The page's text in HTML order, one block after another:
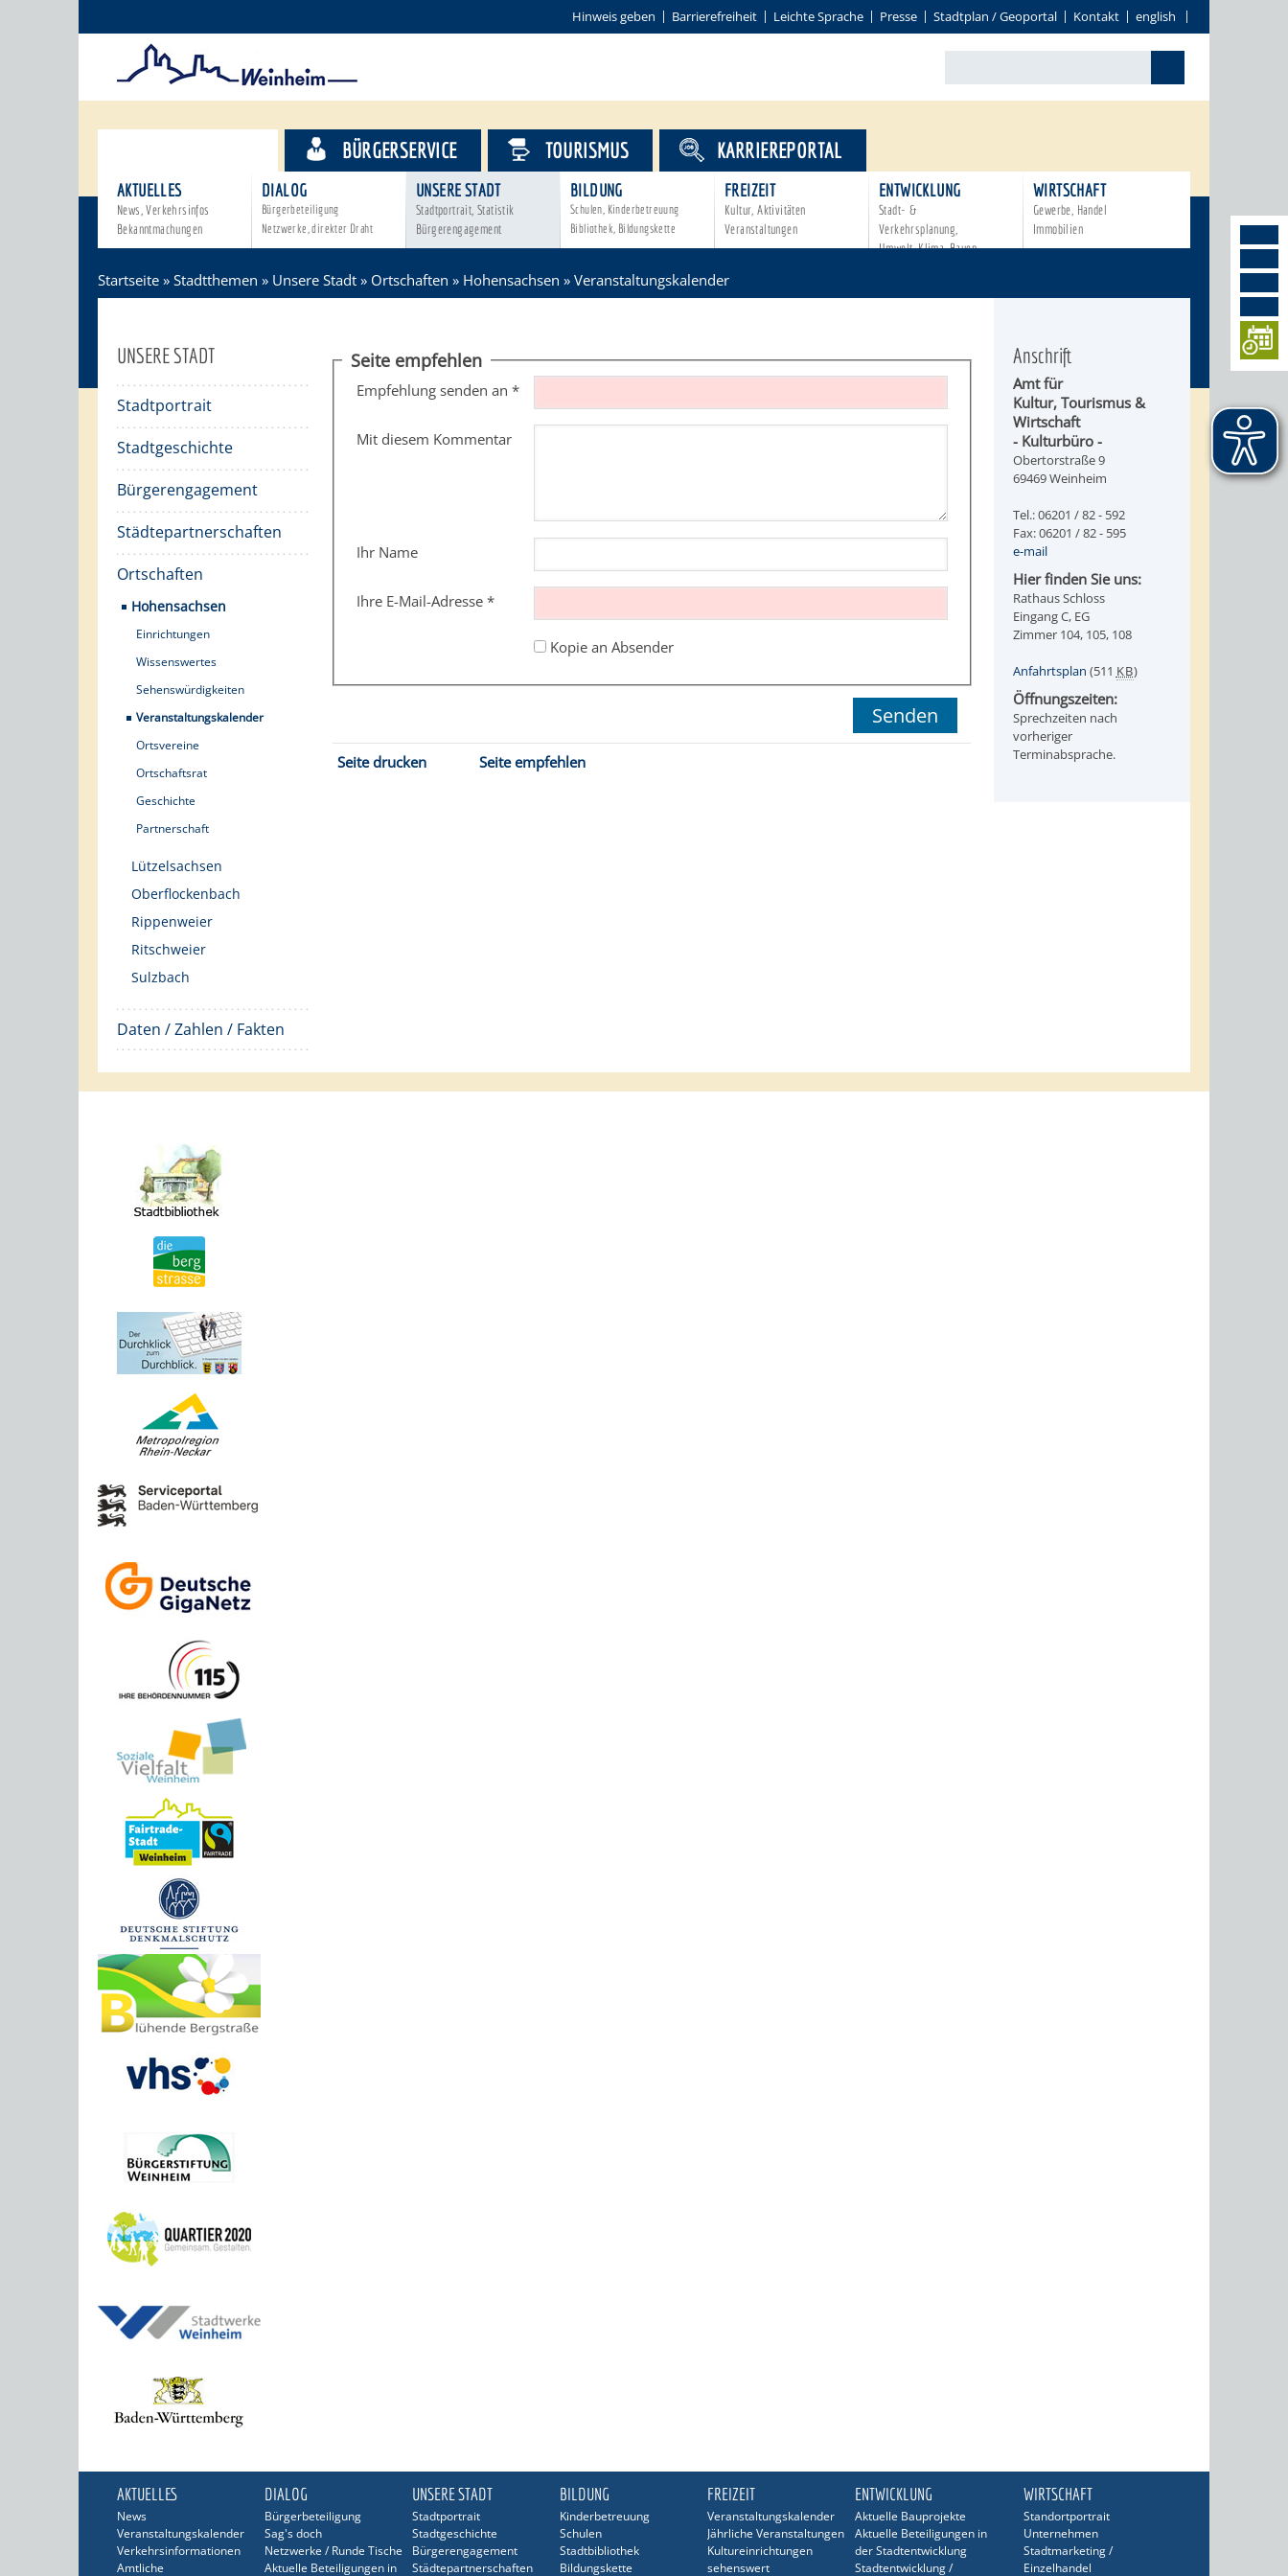
Hinweis geben Barrierefreiheit Leichte Sprache Presse Stadtplan / Geoportal Kontakt english
AKTUELLES
News, Verkehrsinfos
Bekanntmachungen
DIALOG
Bürgerbeteiligung
Netzwerke, direkter Draht
UNSERE STADT
Stadtportrait, Statistik
Bürgerengagement
BILDUNG
Schulen, Kinderbetreuung
Bibliothek, Bildungskette
FREIZEIT
Kultur, Aktivitäten
Veranstaltungen
ENTWICKLUNG
Stadt- &
Verkehrsplanung,
Umwelt, Klima, Bauen
WIRTSCHAFT
Gewerbe, Handel
Immobilien
BÜRGERSERVICE TOURISMUS KARRIEREPORTAL
Startseite » Stadtthemen » Unsere Stadt » Ortschaften » Hohensachsen » Veranstaltungskalender
UNSERE STADT
Stadtportrait
Stadtgeschichte
Bürgerengagement
Städtepartnerschaften
Ortschaften
Hohensachsen
Einrichtungen
Wissenswertes
Sehenswürdigkeiten
Veranstaltungskalender
Ortsvereine
Ortschaftsrat
Geschichte
Partnerschaft
Lützelsachsen
Oberflockenbach
Rippenweier
Ritschweier
Sulzbach
Daten / Zahlen / Fakten
Seite empfehlen
Empfehlung senden an *
Mit diesem Kommentar
Ihr Name
Ihre E-Mail-Adresse*
Kopie an Absender
Seite drucken Seite empfehlen
Anschrift
Amt für
Kultur, Tourismus &
Wirtschaft
- Kulturbüro -
Obertorstraße 9
69469 Weinheim
Tel.: 06201 / 82 - 592
Fax: 06201 / 82 - 595
e-mail
Hier finden Sie uns:
Rathaus Schloss
Eingang C, EG
Zimmer 104, 105, 108
Anfahrtsplan (511 KB)
Öffnungszeiten:
Sprechzeiten nach
vorheriger
Terminabsprache.
AKTUELLES
News
Veranstaltungskalender
Verkehrsinformationen
Amtliche
DIALOG
Bürgerbeteiligung
Sag's doch
Netzwerke / Runde Tische
Aktuelle Beteiligungen in
UNSERE STADT
Stadtportrait
Stadtgeschichte
Bürgerengagement
Städtepartnerschaften
BILDUNG
Kinderbetreuung
Schulen
Stadtbibliothek
Bildungskette
FREIZEIT
Veranstaltungskalender
Jährliche Veranstaltungen
Kultureinrichtungen
sehenswert
ENTWICKLUNG
Aktuelle Bauprojekte
Aktuelle Beteiligungen in
der Stadtentwicklung
Stadtentwicklung /
WIRTSCHAFT
Standortportrait
Unternehmen
Stadtmarketing /
Einzelhandel